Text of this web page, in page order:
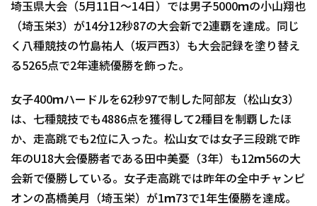
埼玉県大会（5月11日～14日）では男子5000ｍの小山翔也
（埼玉栄3）が14分12秒87の大会新で2連覇を達成。同じ
く八種競技の竹島祐人（坂戸西3）も大会記録を塗り替え
る5265点で2年連続優勝を飾った。
女子400ｍハードルを62秒97で制した阿部友（松山女3）
は、七種競技でも4886点を獲得して2種目を制覇したほ
か、走高跳でも2位に入った。松山女では女子三段跳で昨
年のU18大会優勝者である田中美憂（3年）も12ｍ56の大
会新で優勝している。女子走高跳では昨年の全中チャンピ
オンの髙橋美月（埼玉栄）が1ｍ73で1年生優勝を達成。